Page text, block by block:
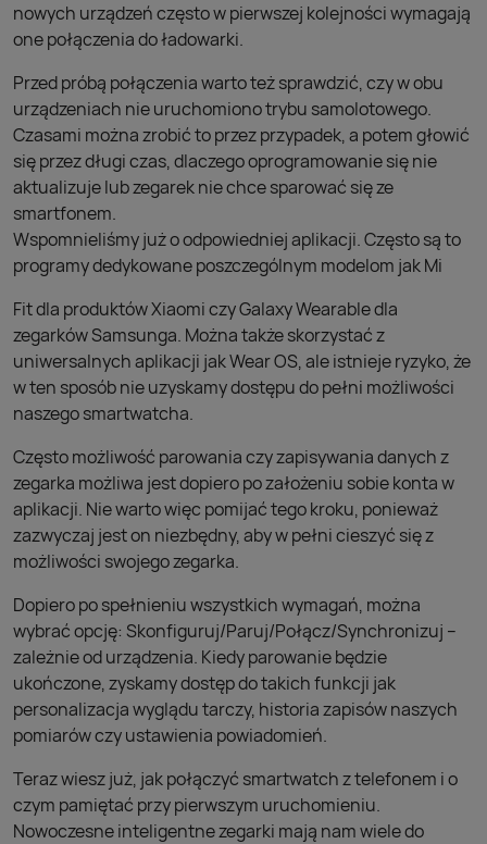
nowych urządzeń często w pierwszej kolejności wymagają
one połączenia do ładowarki.
Przed próbą połączenia warto też sprawdzić, czy w obu
urządzeniach nie uruchomiono trybu samolotowego.
Czasami można zrobić to przez przypadek, a potem głowić
się przez długi czas, dlaczego oprogramowanie się nie
aktualizuje lub zegarek nie chce sparować się ze
smartfonem.
Wspomnieliśmy już o odpowiedniej aplikacji. Często są to
programy dedykowane poszczególnym modelom jak Mi
Fit dla produktów Xiaomi czy Galaxy Wearable dla
zegarków Samsunga. Można także skorzystać z
uniwersalnych aplikacji jak Wear OS, ale istnieje ryzyko, że
w ten sposób nie uzyskamy dostępu do pełni możliwości
naszego smartwatcha.
Często możliwość parowania czy zapisywania danych z
zegarka możliwa jest dopiero po założeniu sobie konta w
aplikacji. Nie warto więc pomijać tego kroku, ponieważ
zazwyczaj jest on niezbędny, aby w pełni cieszyć się z
możliwości swojego zegarka.
Dopiero po spełnieniu wszystkich wymagań, można
wybrać opcję: Skonfiguruj/Paruj/Połącz/Synchronizuj –
zależnie od urządzenia. Kiedy parowanie będzie
ukończone, zyskamy dostęp do takich funkcji jak
personalizacja wyglądu tarczy, historia zapisów naszych
pomiarów czy ustawienia powiadomień.
Teraz wiesz już, jak połączyć smartwatch z telefonem i o
czym pamiętać przy pierwszym uruchomieniu.
Nowoczesne inteligentne zegarki mają nam wiele do